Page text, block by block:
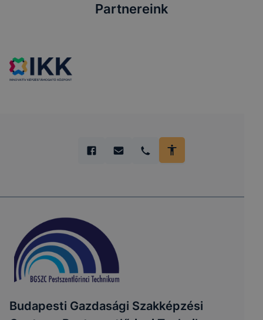
Partnereink
Budapesti Gazdasági Szakképzési